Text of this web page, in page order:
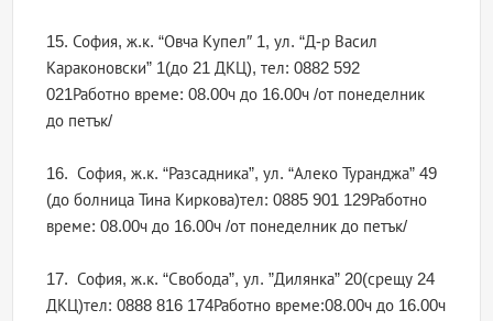
15. София, ж.к. “Овча Купел″ 1, ул. “Д-р Васил
Караконовски” 1(до 21 ДКЦ), тел: 0882 592
021Работно време: 08.00ч до 16.00ч /от понеделник
до петък/
16. София, ж.к. “Разсадника”, ул. “Алеко Туранджа” 49
(до болница Тина Киркова)тел: 0885 901 129Работно
време: 08.00ч до 16.00ч /от понеделник до петък/
17. София, ж.к. “Свобода”, ул. ”Дилянка” 20(срещу 24
ДКЦ)тел: 0888 816 174Работно време:08.00ч до 16.00ч